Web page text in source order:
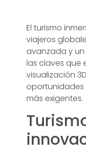
El turismo
viajeros
avanzada y
las claves que
visualización
oportunidades
más exigentes.